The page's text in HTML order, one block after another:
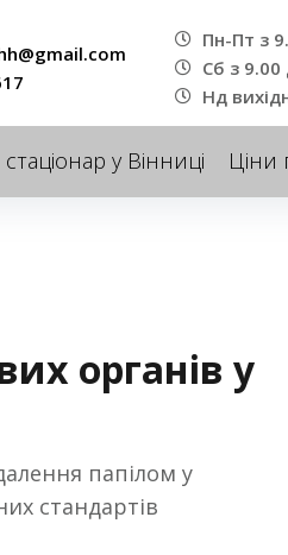
Пн-Пт з
Сб з 9.00
Нд
у Вінниці Ціни
органів у
папілом у
стандартів